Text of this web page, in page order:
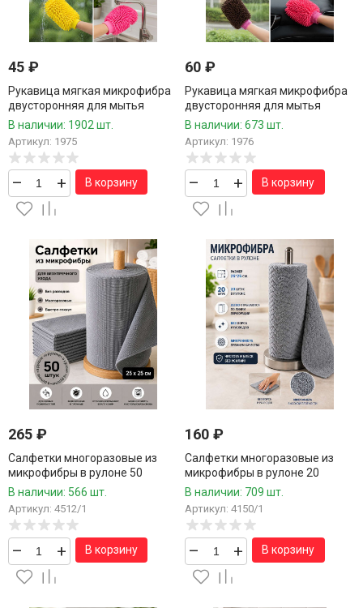
45 ₽
Рукавица мягкая микрофибра
двусторонняя для мытья
автомобилей и других
В наличии: 1902 шт.
Артикул: 1975
– + В корзину
60₽
Рукавица мягкая микрофибра
двусторонняя для мытья
автомобилей и других
В наличии: 673 шт.
Артикул: 1976
– + В корзину
265 ₽
Салфетки многоразовые из
микрофибры в рулоне 50
шт.25*25 см.1 рулон / 36 шт.в
коробке/
В наличии: 566 шт.
Артикул: 4512/1
– + В корзину
160₽
Салфетки многоразовые из
микрофибры в рулоне 20
шт.25*25 см.1 рулон / 48 шт.в
коробке/
В наличии: 709 шт.
Артикул: 4150/1
– + В корзину